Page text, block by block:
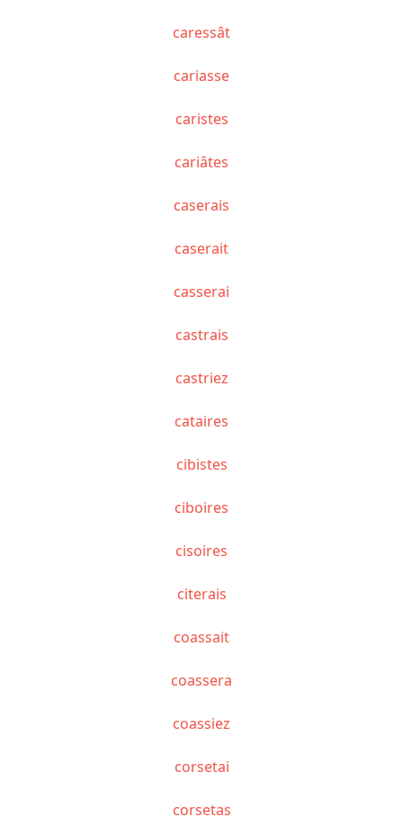
caressât
cariasse
caristes
cariâtes
caserais
caserait
casserai
castrais
castriez
cataires
cibistes
ciboires
cisoires
citerais
coassait
coassera
coassiez
corsetai
corsetas